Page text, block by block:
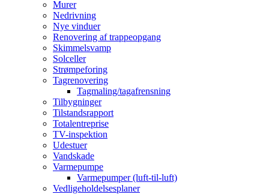
Murer
Nedrivning
Nye vinduer
Renovering af trappeopgang
Skimmelsvamp
Solceller
Strømpeforing
Tagrenovering
Tagmaling/tagafrensning
Tilbygninger
Tilstandsrapport
Totalentreprise
TV-inspektion
Udestuer
Vandskade
Varmepumpe
Varmepumper (luft-til-luft)
Vedligeholdelsesplaner